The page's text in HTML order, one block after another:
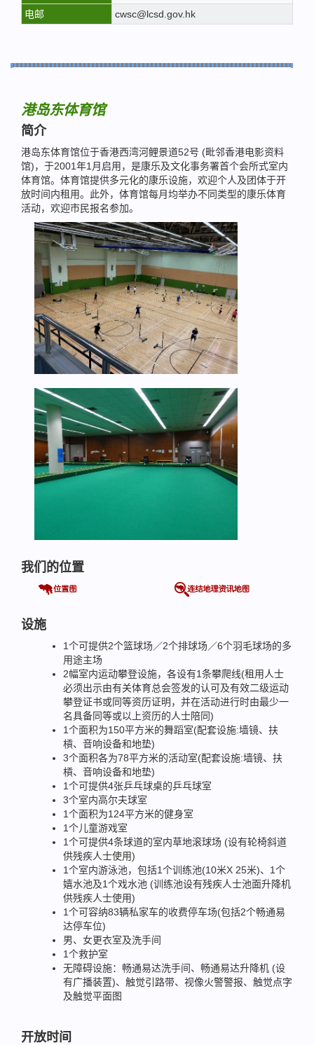
电邮
cwsc@lcsd.gov.hk
港岛东体育馆
简介
港岛东体育馆位于香港西湾河鲤景道52号 (毗邻香港电影资料
馆)，于2001年1月启用，是康乐及文化事务署首个会所式室内
体育馆。体育馆提供多元化的康乐设施，欢迎个人及团体于开
放时间内租用。此外，体育馆每月均举办不同类型的康乐体育
活动，欢迎市民报名参加。
我们的位置
设施
1个可提供2个篮球场／2个排球场／6个羽毛球场的多
用途主场
2幅室内运动攀登设施，各设有1条攀爬线(租用人士
必须出示由有关体育总会签发的认可及有效二级运动
攀登证书或同等资历证明，并在活动进行时由最少一
名具备同等或以上资历的人士陪同)
1个面积为150平方米的舞蹈室(配套设施:墙镜、扶
槓、音响设备和地垫)
3个面积各为78平方米的活动室(配套设施:墙镜、扶
槓、音响设备和地垫)
1个可提供4张乒乓球桌的乒乓球室
3个室内高尔夫球室
1个面积为124平方米的健身室
1个儿童游戏室
1个可提供4条球道的室内草地滚球场 (设有轮椅斜道
供残疾人士使用)
1个室内游泳池，包括1个训练池(10米X 25米)、1个
嬉水池及1个戏水池 (训练池设有残疾人士池面升降机
供残疾人士使用)
1个可容纳83辆私家车的收费停车场(包括2个畅通易
达停车位)
男、女更衣室及洗手间
1个救护室
无障碍设施：畅通易达洗手间、畅通易达升降机 (设
有广播装置)、触觉引路带、视像火警警报、触觉点字
及触觉平面图
开放时间